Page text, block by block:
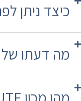
כיצד ניתן
מה דעתו של